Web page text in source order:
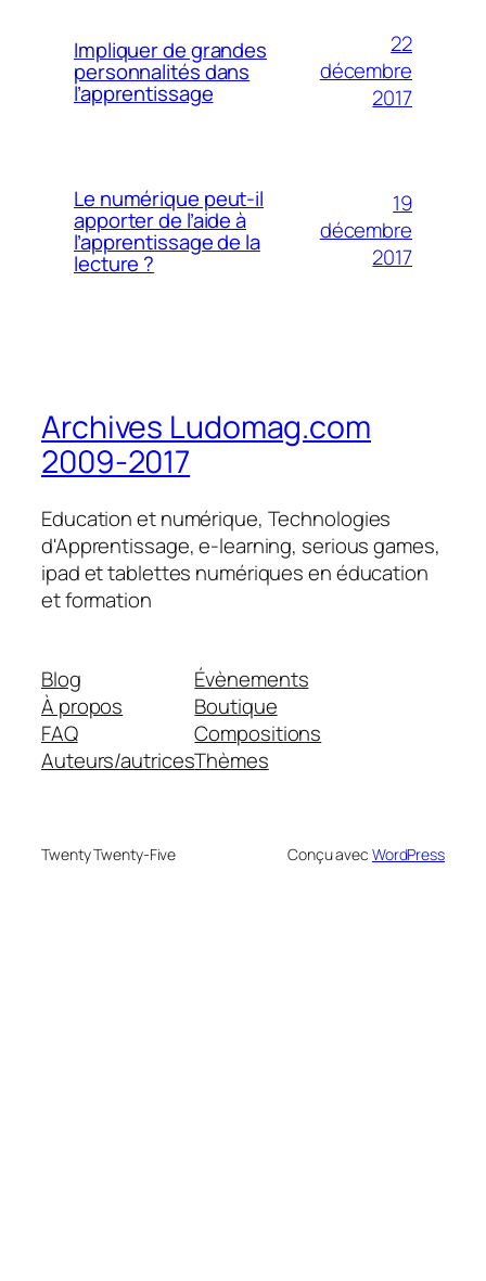
Impliquer de grandes
personnalités dans
l’apprentissage
22
décembre
2017
Le numérique peut-il
apporter de l’aide à
l’apprentissage de la
lecture ?
19
décembre
2017
Archives Ludomag.com
2009-2017
Education et numérique, Technologies
d'Apprentissage, e-learning, serious games,
ipad et tablettes numériques en éducation
et formation
Blog
À propos
FAQ
Auteurs/autrices
Évènements
Boutique
Compositions
Thèmes
Twenty Twenty-Five Conçu avec WordPress